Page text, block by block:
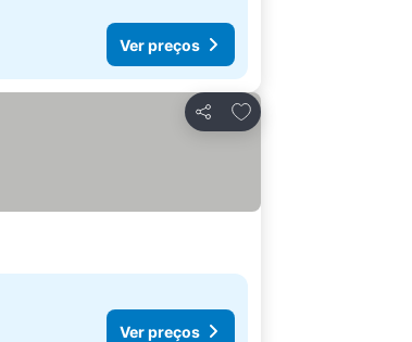
Ver preços
Partilhar
Adicionar aos favoritos
Ver preços